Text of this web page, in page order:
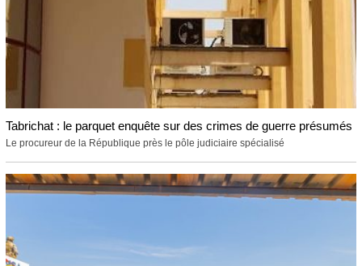
Tabrichat : le parquet enquête sur des crimes de guerre présumés
Le procureur de la République près le pôle judiciaire spécialisé